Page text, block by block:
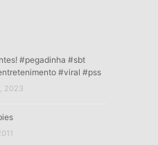
#pegadinha #sbt
#viral #pss
2023